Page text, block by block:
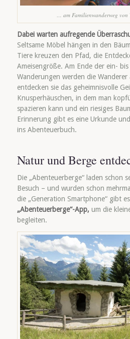
… am Familienwanderweg von
Dabei warten aufregende
Seltsame Möbel hängen in den
Tiere kreuzen den Pfad, die
Ameisengröße. Am Ende der ein-
Wanderungen werden die
entdecken sie das geheimnisvolle
Knusperhäuschen, in dem man
spazieren kann und ein riesiges
Erinnerung gibt es eine Urkunde
ins Abenteuerbuch.
Natur und Berge
Die „Abenteuerberge“ laden schon
Besuch – und wurden schon
die „Generation Smartphone“ gibt
„Abenteuerberge“-App, um die
begleiten.